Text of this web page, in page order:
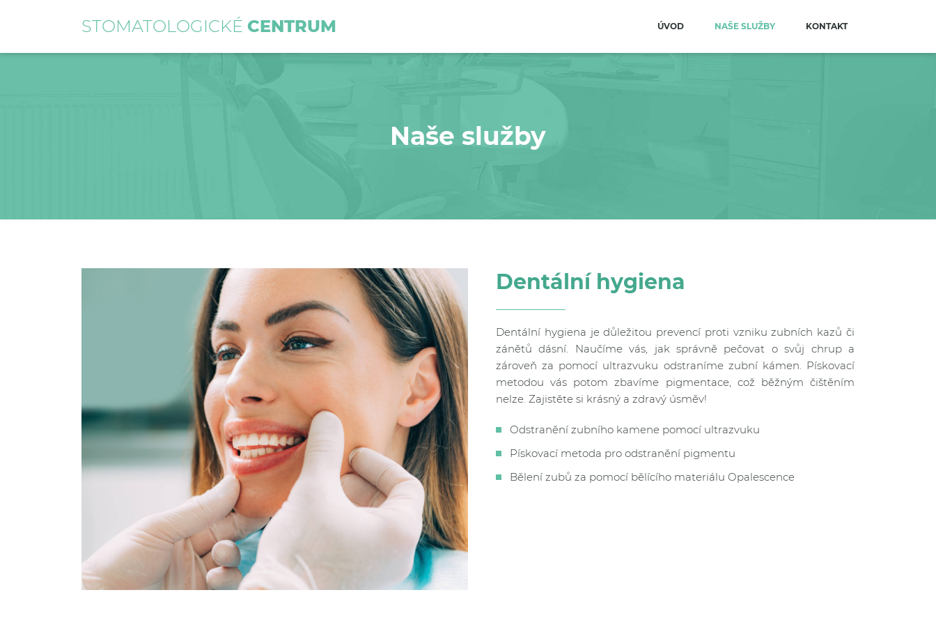
STOMATOLOGICKÉ CENTRUM ÚVOD NAŠE SLUŽBY KONTAKT
Naše služby
Dentální hygiena
Dentální hygiena je důležitou prevencí proti vzniku zubních kazů či
zánětů dásní. Naučíme vás, jak správně pečovat o svůj chrup a
zároveň za pomocí ultrazvuku odstraníme zubní kámen. Pískovací
metodou vás potom zbavíme pigmentace, což běžným čištěním
nelze. Zajistěte si krásný a zdravý úsměv!
Odstranění zubního kamene pomocí ultrazvuku
Pískovací metoda pro odstranění pigmentu
Bělení zubů za pomocí bělícího materiálu Opalescence